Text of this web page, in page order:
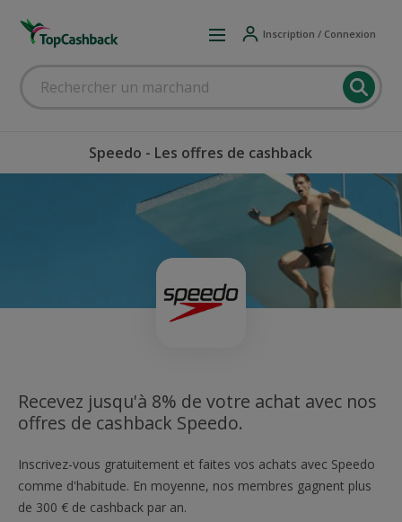
Inscription / Connexion
Speedo - Les offres de cashback
Recevez jusqu'à 8% de votre achat avec nos
offres de cashback Speedo.
Inscrivez-vous gratuitement et faites vos achats avec Speedo
comme d'habitude. En moyenne, nos membres gagnent plus
de 300 € de cashback par an.